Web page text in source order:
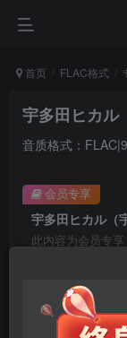
首页 FLAC格式
宇多田ヒカル
音质格式：
宇多田ヒカル（
此内容为会员专
年卡会
会员专享